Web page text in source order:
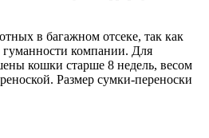
в багажном отсеке, так как
компании. Для
кошки старше 8 недель, весом
Размер сумки-переноски